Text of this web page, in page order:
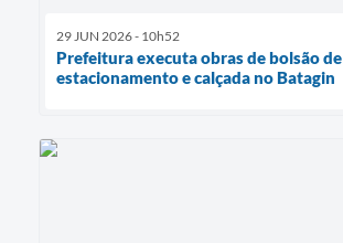
29 JUN 2026 - 10h52
Prefeitura executa obras de bolsão de
estacionamento e calçada no Batagin